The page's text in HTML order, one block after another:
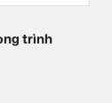
trình